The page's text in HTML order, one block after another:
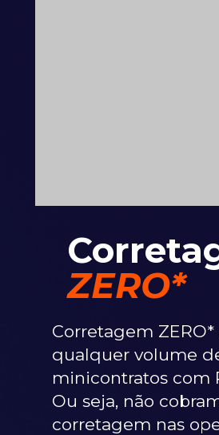
ZERO*
Corretagem ZERO*
qualquer volume
minicontratos com
Ou seja, não
corretagem nas